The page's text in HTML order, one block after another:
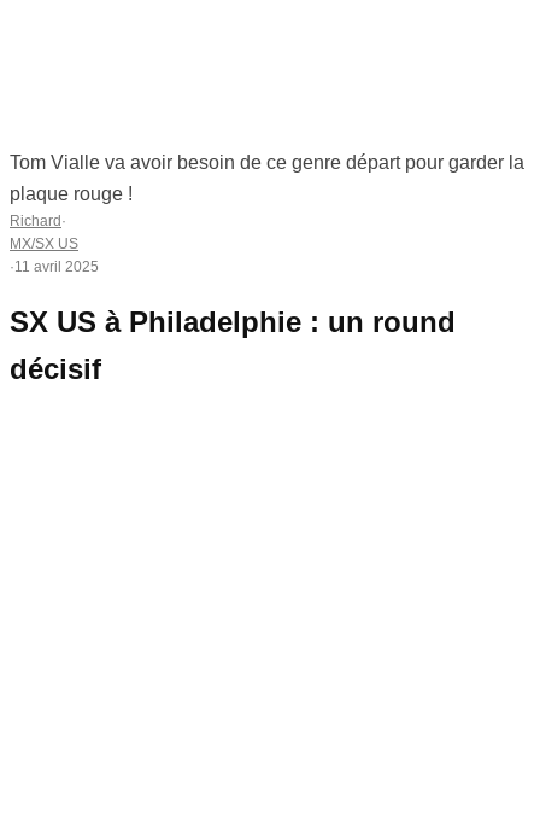
Tom Vialle va avoir besoin de ce genre départ pour garder la
plaque rouge !
Richard ·
MX/SX US
·11 avril 2025
SX US à Philadelphie : un round
décisif